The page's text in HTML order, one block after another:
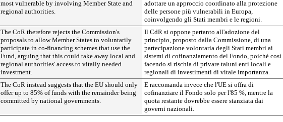
most vulnerable by involving Member State and
regional authorities.
adottare un approccio coordinato alla protezione
delle persone più vulnerabili in Europa,
coinvolgendo gli Stati membri e le regioni.
The CoR therefore rejects the Commission's
proposals to allow Member States to voluntarily
participate in co-financing schemes that use the
Fund, arguing that this could take away local and
regional authorities' access to vitally needed
investment.
Il CdR si oppone pertanto all'adozione del
principio, proposto dalla Commissione, di una
partecipazione volontaria degli Stati membri ai
sistemi di cofinanziamento del Fondo, poiché così
facendo si rischia di privare taluni enti locali e
regionali di investimenti di vitale importanza.
The CoR instead suggests that the EU should only
offer up to 85% of funds with the remainder being
committed by national governments.
E raccomanda invece che l'UE si offra di
cofinanziare il Fondo solo per l'85 %, mentre la
quota restante dovrebbe essere stanziata dai
governi nazionali.